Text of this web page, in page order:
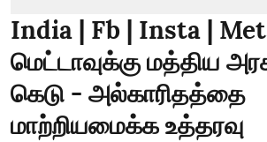
India | Fb | Insta |
மெட்டாவுக்கு மத்திய
கெடு - அல்காரிதத்தை
மாற்றியமைக்க உத்தரவு